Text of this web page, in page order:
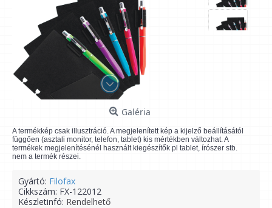
Galéria
A termékkép csak illusztráció. A megjelenített kép a kijelző beállításától
függően (asztali monitor, telefon, tablet) kis mértékben változhat. A
termékek megjelenítésénél használt kiegészítők pl tablet, írószer stb.
nem a termék részei.
Gyártó: Filofax
Cikkszám: FX-122012
Készletinfó: Rendelhető